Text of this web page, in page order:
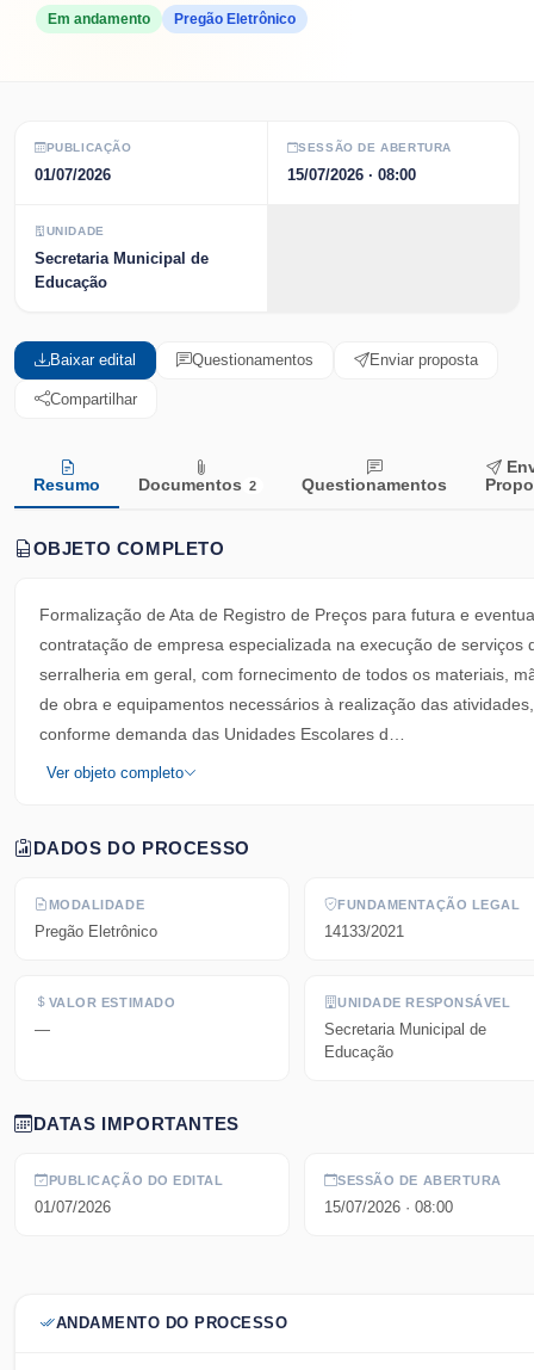
Em andamento Pregão Eletrônico
PUBLICAÇÃO
01/07/2026
SESSÃO DE ABERTURA
15/07/2026· 08:00
UNIDADE
Secretaria Municipal de
Educação
Baixar edital Questionamentos Enviar proposta
Compartilhar
Resumo Documentos 2 Questionamentos
OBJETO COMPLETO
Formalização de Ata de Registro de Preços para futura e
contratação de empresa especializada na execução de serviços
serralheria em geral, com fornecimento de todos os materiais,
de obra e equipamentos necessários à realização das atividades,
conforme demanda das Unidades Escolares d…
Ver objeto completo
DADOS DO PROCESSO
MODALIDADE
Pregão Eletrônico
FUNDAMENTAÇÃO LEGAL
14133/2021
VALOR ESTIMADO
—
UNIDADE RESPONSÁVEL
Secretaria Municipal de
Educação
DATAS IMPORTANTES
PUBLICAÇÃO DO EDITAL
01/07/2026
SESSÃO DE ABERTURA
15/07/2026· 08:00
ANDAMENTO DO PROCESSO